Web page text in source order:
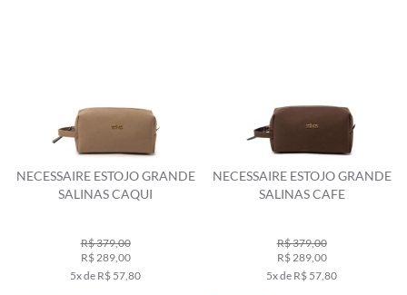
NECESSAIRE ESTOJO GRANDE
SALINAS CAQUI
R$ 379,00
R$ 289,00
5x de R$ 57,80
NECESSAIRE ESTOJO GRANDE
SALINAS CAFE
R$ 379,00
R$ 289,00
5x de R$ 57,80